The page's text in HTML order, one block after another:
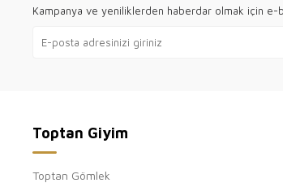
Kampanya ve yeniliklerden haberdar olmak için e-
Toptan Giyim
Toptan Gömlek